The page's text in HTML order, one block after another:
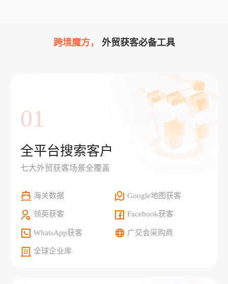
跨境魔方， 外贸获客必备工具
01
全平台搜索客户
七大外贸获客场景全覆盖
海关数据 Google地图获客
领英获客 Facebook获客
WhatsApp获客 广交会采购商
全球企业库